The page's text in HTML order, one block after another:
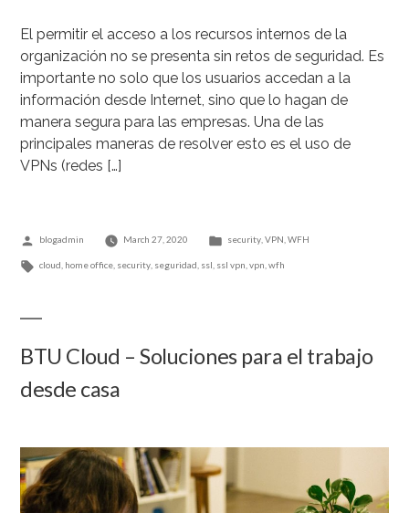
El permitir el acceso a los recursos internos de la
organización no se presenta sin retos de seguridad. Es
importante no solo que los usuarios accedan a la
información desde Internet, sino que lo hagan de
manera segura para las empresas. Una de las
principales maneras de resolver esto es el uso de
VPNs (redes […]
Posted
by
blogadmin March 27, 2020 Posted
in
security,VPN,WFH
Tags:
cloud, home office, security, seguridad, ssl, ssl vpn,vpn,wfh
BTU Cloud – Soluciones para el trabajo
desde casa